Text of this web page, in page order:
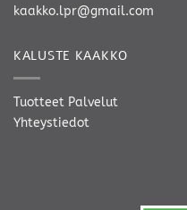
kaakko.lpr@gmail.com
KALUSTE KAAKKO
Tuotteet Palvelut
Yhteystiedot